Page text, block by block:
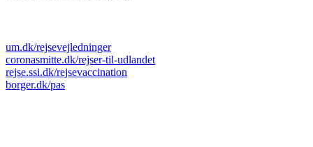
um.dk/rejsevejledninger
coronasmitte.dk/rejser-til-udlandet
rejse.ssi.dk/rejsevaccination
borger.dk/pas